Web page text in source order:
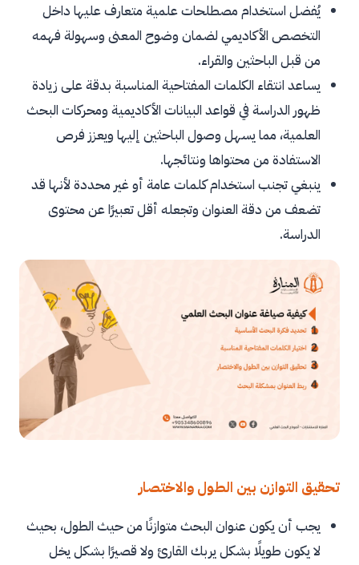
يُفضل استخدام مصطلحات علمية متعارف عليها داخل
التخصص الأكاديمي لضمان وضوح المعنى وسهولة فهمه
من قبل الباحثين والقراء.
يساعد انتقاء الكلمات المفتاحية المناسبة بدقة على زيادة
ظهور الدراسة في قواعد البيانات الأكاديمية ومحركات البحث
العلمية، مما يسهل وصول الباحثين إليها ويعزز فرص
الاستفادة من محتواها ونتائجها.
ينبغي تجنب استخدام كلمات عامة أو غير محددة لأنها قد
تضعف من دقة العنوان وتجعله أقل تعبيرًا عن محتوى
الدراسة.
تحقيق التوازن بين الطول والاختصار
يجب أن يكون عنوان البحث متوازنًا من حيث الطول، بحيث
لا يكون طويلًا بشكل يربك القارئ ولا قصيرًا بشكل يخل